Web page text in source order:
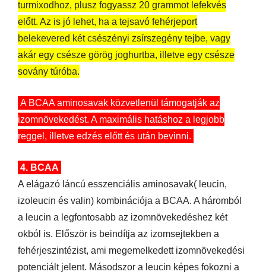
turmixodhoz, plusz fogyassz 20 grammot lefekvés
előtt. Az is jó lehet, ha a tejsavó fehérjeport
belekevered két csészényi zsírszegény tejbe, vagy
akár egy csésze görög joghurtba, illetve egy csésze
sovány túróba.
A BCAA aminosavak közvetlenül támogatják az
izomnövekedést. A maximális hatáshoz a legjobb
reggel, illetve edzés előtt és után bevinni.
4. BCAA
A elágazó láncú esszenciális aminosavak( leucin,
izoleucin és valin) kombinációja a BCAA. A háromból
a leucin a legfontosabb az izomnövekedéshez két
okból is. Először is beindítja az izomsejtekben a
fehérjeszintézist, ami megemelkedett izomnövekedési
potenciált jelent. Másodszor a leucin képes fokozni a